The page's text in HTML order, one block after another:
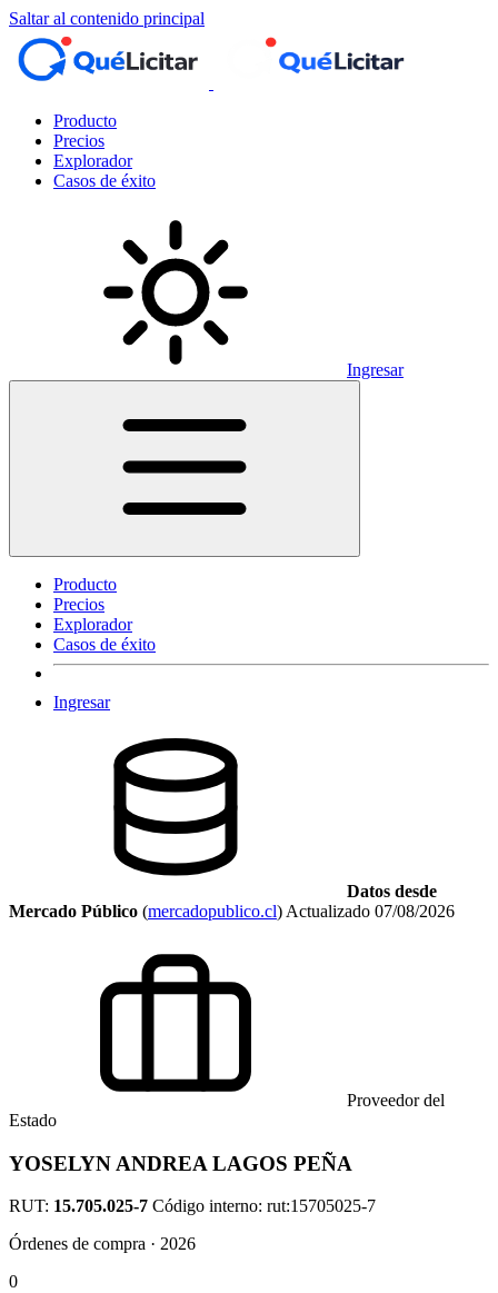
Saltar al contenido principal
Producto
Precios
Explorador
Casos de éxito
Ingresar
Producto
Precios
Explorador
Casos de éxito
Ingresar
Datos desde
Mercado Público (mercadopublico.cl) Actualizado 07/08/2026
Proveedor del
Estado
YOSELYN ANDREA LAGOS PEÑA
RUT: 15.705.025-7 Código interno: rut:15705025-7
Órdenes de compra · 2026
0